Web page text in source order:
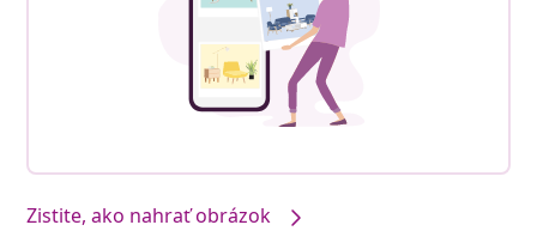
Zistite, ako nahrať obrázok